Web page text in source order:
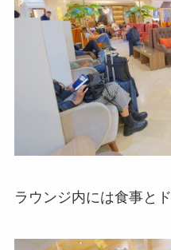
ラウンジ内には食事と